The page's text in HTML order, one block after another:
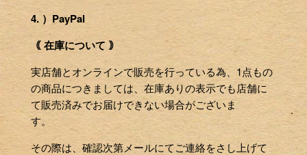
4. ）PayPal
｟ 在庫について ｠
実店舗とオンラインで販売を行っている為、1点もの
の商品につきましては、在庫ありの表示でも店舗に
て販売済みでお届けできない場合がございま
す。
その際は、確認次第メールにてご連絡をさし上げて